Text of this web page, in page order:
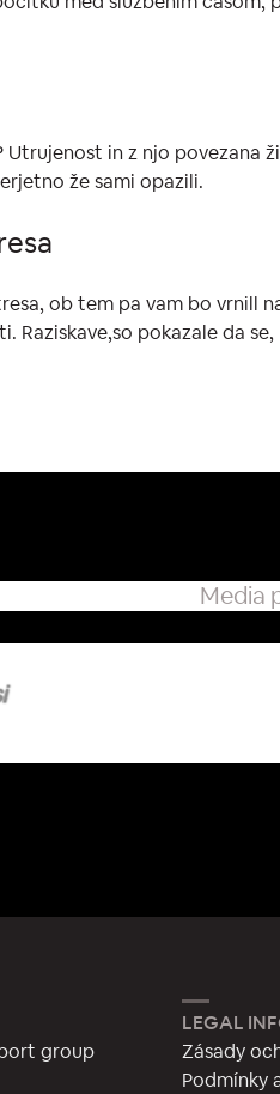
in z njo
že sami opazili.
ob tem pa vam bo vrnill
Raziskave,so pokazale da
Media
group
LEGAL
Zásady
Podmínky